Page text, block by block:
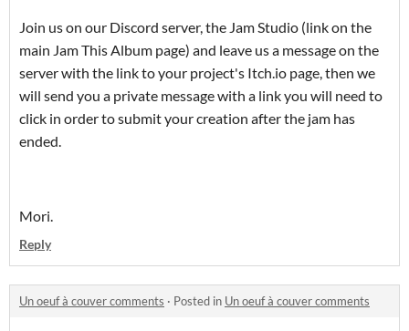
Join us on our Discord server, the Jam Studio (link on the
main Jam This Album page) and leave us a message on the
server with the link to your project's Itch.io page, then we
will send you a private message with a link you will need to
click in order to submit your creation after the jam has
ended.
Mori.
Reply
Un oeuf à couver comments · Posted in Un oeuf à couver comments